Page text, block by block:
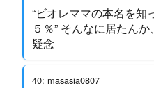
“ビオレママの本名を知
５％” そんなに居たん
疑念
40: masasia0807